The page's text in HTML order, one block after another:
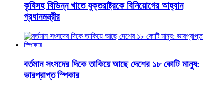
কৃষিসহ বিভিন্ন খাতে যুক্তরাষ্ট্রকে বিনিয়োগের আহ্বান
প্রধানমন্ত্রীর
বর্তমান সংসদের দিকে তাকিয়ে আছে দেশের ১৮ কোটি মানুষ:
ভারপ্রাপ্ত স্পিকার